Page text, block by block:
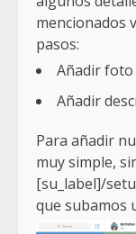
mencionados
pasos:
Añadir
Añadir
Para añadir
muy simple,
[su_label]/
que subamos